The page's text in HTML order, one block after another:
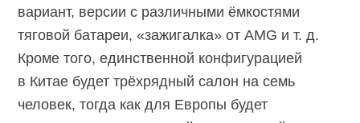
вариант, версии с различными ёмкостями
тяговой батареи, «зажигалка» от AMG и т. д.
Кроме того, единственной конфигурацией
в Китае будет трёхрядный салон на семь
человек, тогда как для Европы будет